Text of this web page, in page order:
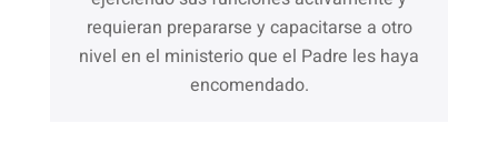
requieran prepararse y capacitarse a otro
nivel en el ministerio que el Padre les haya
encomendado.